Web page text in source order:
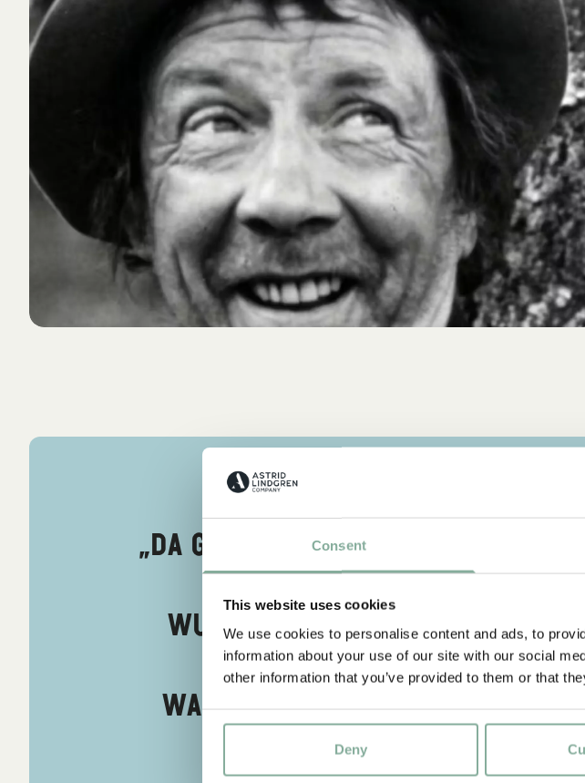
Consent
This website uses cookies
We use cookies to personalise content and ads, to
information about your use of our site with our social
other information that you’ve provided to them or that
Deny
„Da ging Rasmus ein Licht auf,
einem einzigen,
Wunderbare an diesem
tun, was man wollte. Man
wandern, ganz wie es sich
wie ein